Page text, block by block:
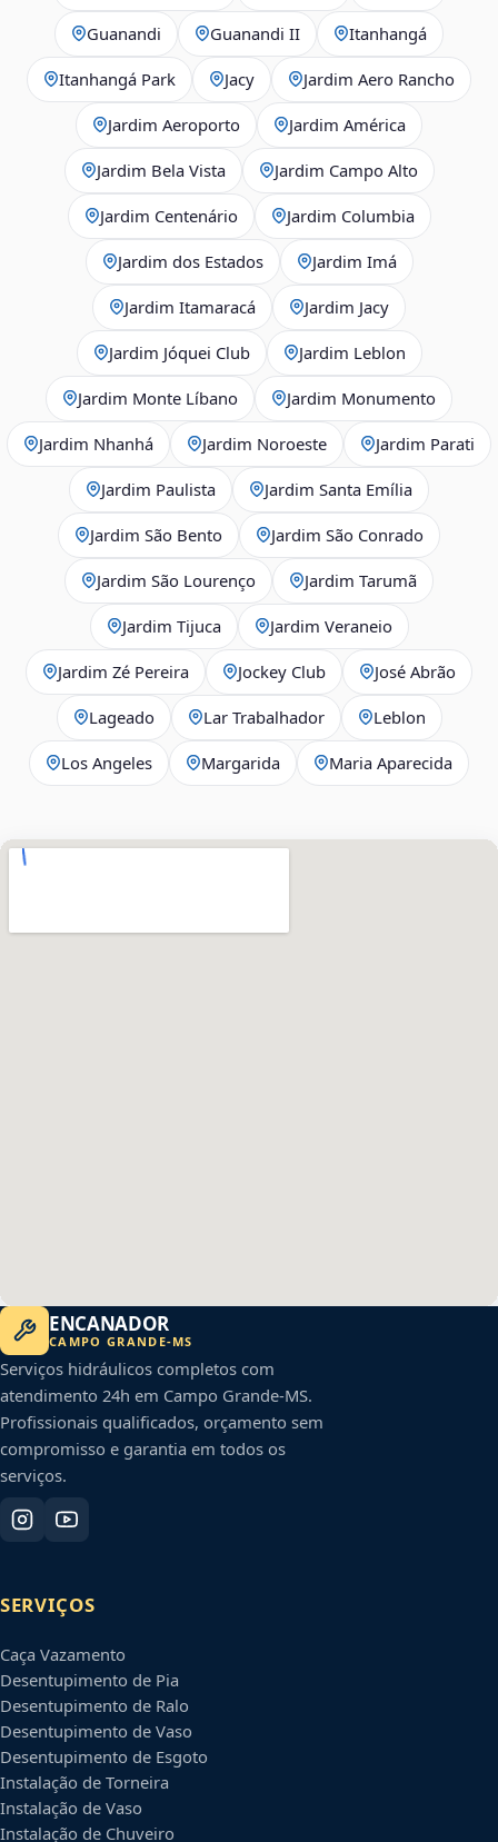
Guanandi Guanandi II Itanhangá
Itanhangá Park Jacy Jardim Aero Rancho
Jardim Aeroporto Jardim América
Jardim Bela Vista Jardim Campo Alto
Jardim Centenário Jardim Columbia
Jardim dos Estados Jardim Imá
Jardim Itamaracá Jardim Jacy
Jardim Jóquei Club Jardim Leblon
Jardim Monte Líbano Jardim Monumento
Jardim Nhanhá Jardim Noroeste Jardim Parati
Jardim Paulista Jardim Santa Emília
Jardim São Bento Jardim São Conrado
Jardim São Lourenço Jardim Tarumã
Jardim Tijuca Jardim Veraneio
Jardim Zé Pereira Jockey Club José Abrão
Lageado Lar Trabalhador Leblon
Los Angeles Margarida Maria Aparecida
ENCANADOR
CAMPO GRANDE-MS
Serviços hidráulicos completos com
atendimento 24h em Campo Grande-MS.
Profissionais qualificados, orçamento sem
compromisso e garantia em todos os
serviços.
SERVIÇOS
Caça Vazamento
Desentupimento de Pia
Desentupimento de Ralo
Desentupimento de Vaso
Desentupimento de Esgoto
Instalação de Torneira
Instalação de Vaso
Instalação de Chuveiro